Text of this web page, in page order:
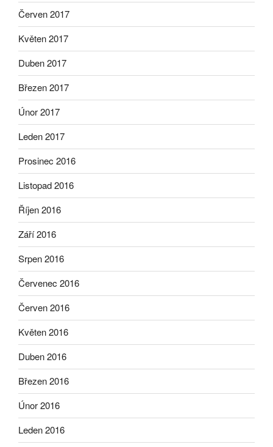
Červen 2017
Květen 2017
Duben 2017
Březen 2017
Únor 2017
Leden 2017
Prosinec 2016
Listopad 2016
Říjen 2016
Září 2016
Srpen 2016
Červenec 2016
Červen 2016
Květen 2016
Duben 2016
Březen 2016
Únor 2016
Leden 2016